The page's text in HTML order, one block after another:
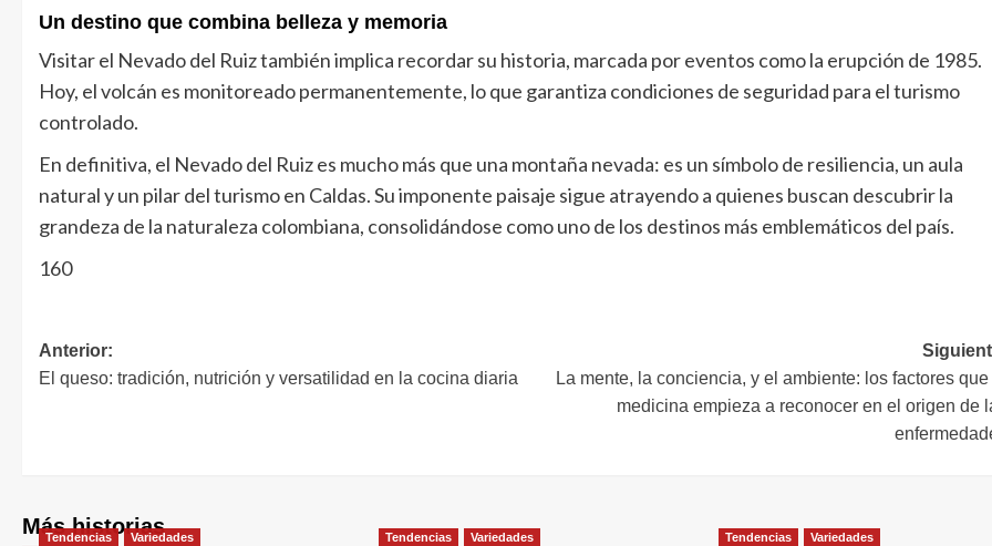
Un destino que combina belleza y memoria
Visitar el Nevado del Ruiz también implica recordar su historia, marcada por eventos como la erupción de 1985.
Hoy, el volcán es monitoreado permanentemente, lo que garantiza condiciones de seguridad para el turismo
controlado.
En definitiva, el Nevado del Ruiz es mucho más que una montaña nevada: es un símbolo de resiliencia, un aula
natural y un pilar del turismo en Caldas. Su imponente paisaje sigue atrayendo a quienes buscan descubrir la
grandeza de la naturaleza colombiana, consolidándose como uno de los destinos más emblemáticos del país.
160
Anterior:
El queso: tradición, nutrición y versatilidad en la cocina diaria
La mente, la conciencia, y el ambiente: los factores
medicina empieza a reconocer en el origen de
Más historias
Tendencias Variedades Tendencias Variedades Tendencias Variedades